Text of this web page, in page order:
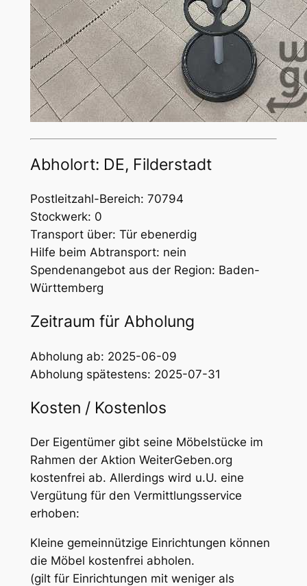
Abholort: DE, Filderstadt
Postleitzahl-Bereich: 70794
Stockwerk: 0
Transport über: Tür ebenerdig
Hilfe beim Abtransport: nein
Spendenangebot aus der Region: Baden-
Württemberg
Zeitraum für Abholung
Abholung ab: 2025-06-09
Abholung spätestens: 2025-07-31
Kosten / Kostenlos
Der Eigentümer gibt seine Möbelstücke im
Rahmen der Aktion WeiterGeben.org
kostenfrei ab. Allerdings wird u.U. eine
Vergütung für den Vermittlungsservice
erhoben:
Kleine gemeinnützige Einrichtungen können
die Möbel kostenfrei abholen.
(gilt für Einrichtungen mit weniger als